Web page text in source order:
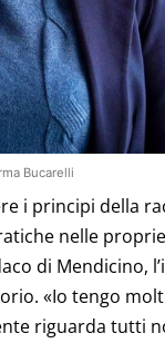
Bucarelli
i principi della
nelle
di Mendicino,
«Io tengo
riguarda tutti